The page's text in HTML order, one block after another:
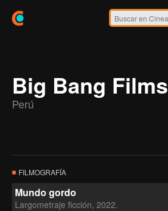
Big Bang Films
Perú
FILMOGRAFÍA
Mundo gordo
Largometraje ficción, 2022.